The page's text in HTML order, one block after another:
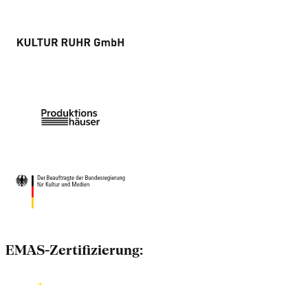
EMAS-Zertifizierung: